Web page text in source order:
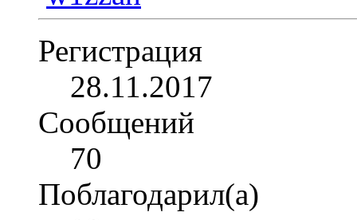
Регистрация
28.11.2017
Сообщений
70
Поблагодарил(а)